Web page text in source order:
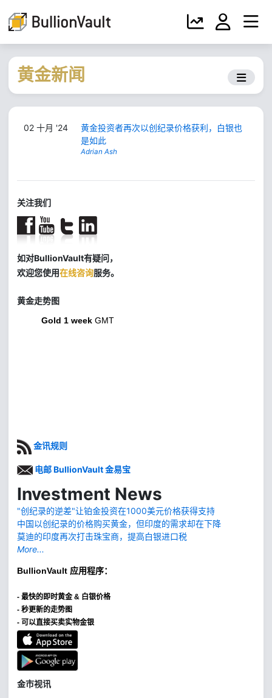
黄金新闻
02 十月 '24
黄金投资者再次以创纪录价格获利，白银也
是如此
Adrian Ash
关注我们
如对BullionVault有疑问，
欢迎您使用在线咨询服务。
黄金走势图
Gold 1 week GMT
金讯规则
电邮 BullionVault 金易宝
Investment News
"创纪录的逆差"让铂金投资在1000美元价格获得支持
中国以创纪录的价格购买黄金，但印度的需求却在下降
莫迪的印度再次打击珠宝商，提高白银进口税
More...
BullionVault 应用程序：
- 最快的即时黄金 & 白银价格
- 秒更新的走势图
- 可以直接买卖实物金银
金市视讯